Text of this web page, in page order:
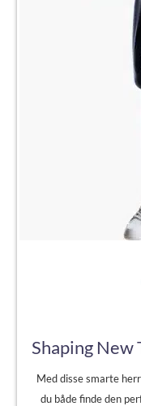
Shaping
Med disse smarte
du både finde den